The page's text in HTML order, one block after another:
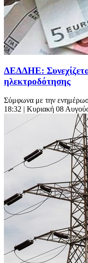
ΔΕΔΔΗΕ:
ηλεκτροδότησης
Σύμφωνα με την
18:32 | Κυριακή 08